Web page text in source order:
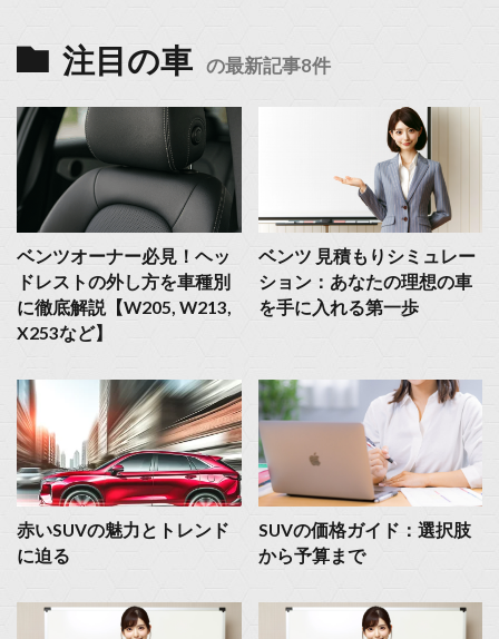
注目の車 の最新記事8件
ベンツオーナー必見！ヘッ
ドレストの外し方を車種別
に徹底解説【W205, W213,
X253など】
ベンツ 見積もりシミュレー
ション：あなたの理想の車
を手に入れる第一歩
赤いSUVの魅力とトレンド
に迫る
SUVの価格ガイド：選択肢
から予算まで